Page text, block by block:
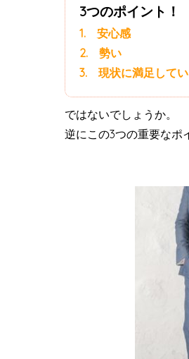
3つのポイント！
1. 安心感
2. 勢い
3. 現状に満足して
ではないでしょうか。
逆にこの3つの重要なポ